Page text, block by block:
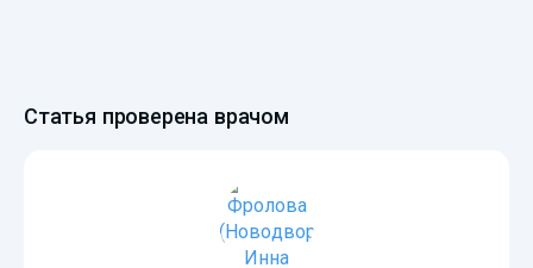
Статья проверена врачом